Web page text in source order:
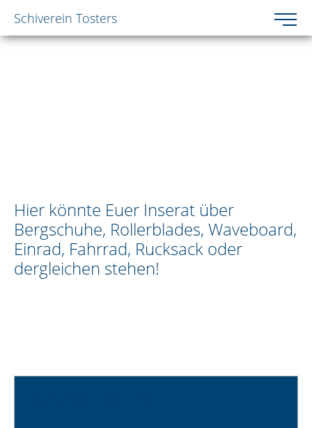
Zum Inhalt springen [AK + 0]
Zum Hauptmenü springen [AK + 1]
Zum Footer-Menü unten (angedockt an Browserrand)
Zum "Barrierefreiheits-Menü" springen [AK + 3]
Toggle
Schiverein Tosters
Hier könnte Euer Inserat über
Bergschuhe, Rollerblades, Waveboard,
Einrad, Fahrrad, Rucksack oder
dergleichen stehen!